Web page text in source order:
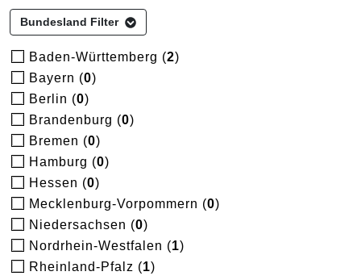
Bundesland Filter
Baden-Württemberg (2)
Bayern (0)
Berlin (0)
Brandenburg (0)
Bremen (0)
Hamburg (0)
Hessen (0)
Mecklenburg-Vorpommern (0)
Niedersachsen (0)
Nordrhein-Westfalen (1)
Rheinland-Pfalz (1)